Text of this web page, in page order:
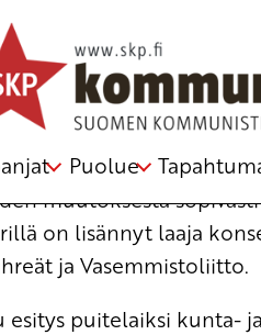
Puolue
muutoksesta sopivasti
on lisännyt laaja
ja Vasemmistoliitto.
puitelaiksi kunta- ja